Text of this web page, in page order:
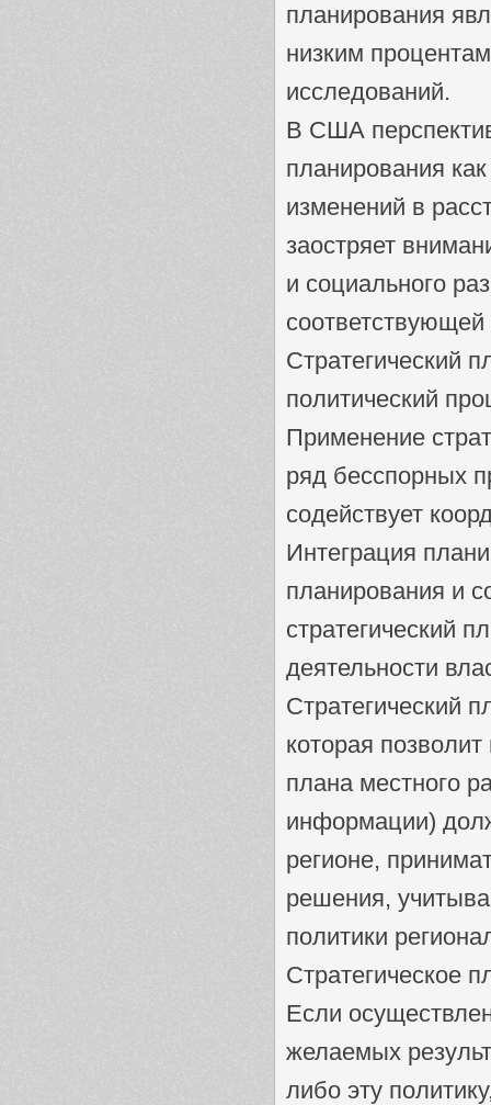
планирования
низким
исследований.
В США
планирования
изменений в
заостряет
и социального
Стратегический
политический
Применение
ряд бесспорных
содействует
Интеграция
планирования и
стратегический
деятельности
Стратегический
которая
плана местного
информации)
регионе,
решения,
политики
Стратегическое
Если
желаемых
либо эту